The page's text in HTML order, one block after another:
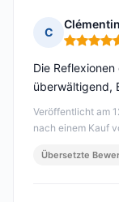
C
Hinweis:
Veröffentlicht am
nach einem Kauf
Die
überwältigend,
Übersetzte